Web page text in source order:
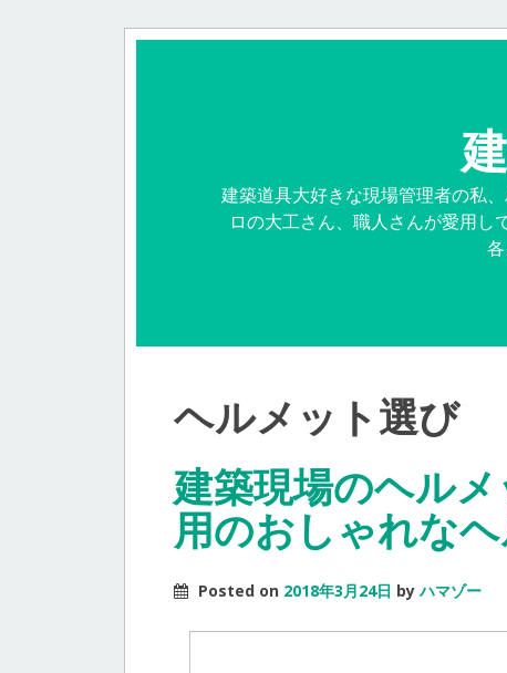
建築道具大好きな現場管理者の私
ロの大工さん、職人さんが愛用
ヘルメット選び
建築現場のヘル
用のおしゃれな
Posted on 2018年3月24日 byハマゾー